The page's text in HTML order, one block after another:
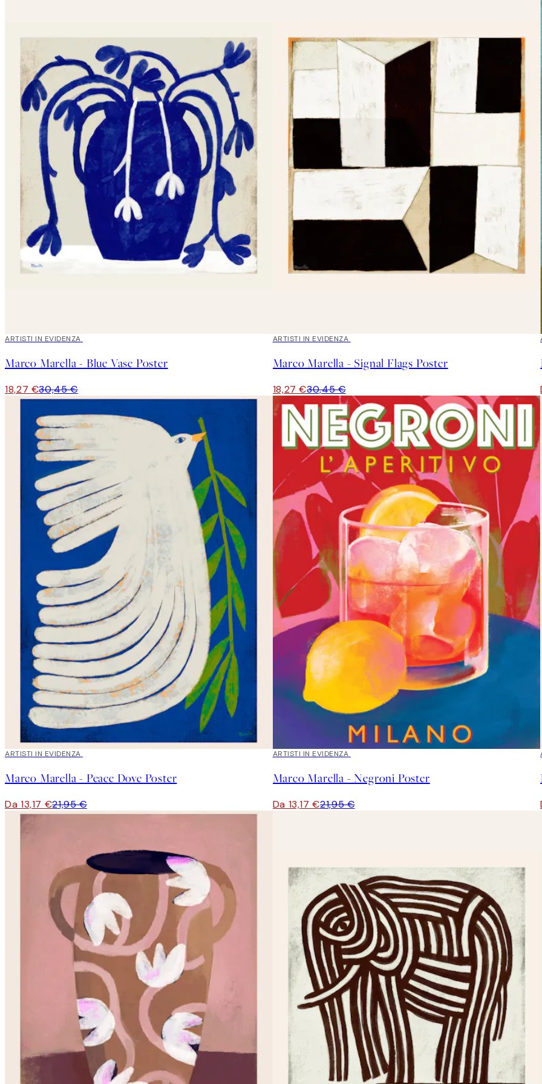
40%*
ARTISTI IN EVIDENZA
Marco Marella - Blue Vase Poster
18,27 €30,45 €
40%*
ARTISTI IN EVIDENZA
Marco Marella - Signal Flags Poster
18,27 €30,45 €
40%*
ARTISTI IN EVIDENZA
Marco Marella - Peace Dove Poster
Da 13,17 €21,95 €
40%*
ARTISTI IN EVIDENZA
Marco Marella - Negroni Poster
Da 13,17 €21,95 €